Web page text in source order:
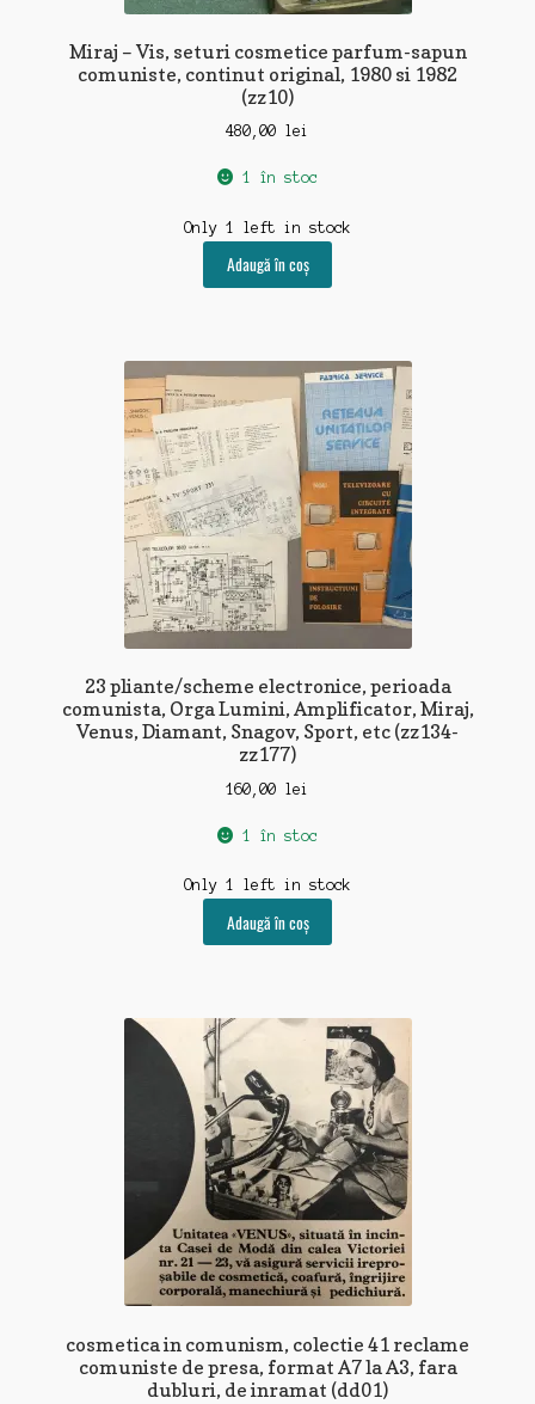
Miraj – Vis, seturi cosmetice parfum-sapun
comuniste, continut original, 1980 si 1982
(zz10)
480,00 lei
1 în stoc
Only 1 left in stock
Adaugă în coș
23 pliante/scheme electronice, perioada
comunista, Orga Lumini, Amplificator, Miraj,
Venus, Diamant, Snagov, Sport, etc (zz134-
zz177)
160,00 lei
1 în stoc
Only 1 left in stock
Adaugă în coș
cosmetica in comunism, colectie 41 reclame
comuniste de presa, format A7 la A3, fara
dubluri, de inramat (dd01)